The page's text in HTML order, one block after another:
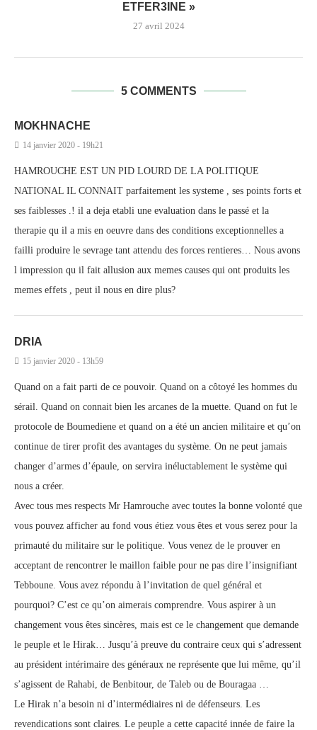
ETFER3INE »
27 avril 2024
5 COMMENTS
MOKHNACHE
14 janvier 2020 - 19h21
HAMROUCHE EST UN PID LOURD DE LA POLITIQUE
NATIONAL IL CONNAIT parfaitement les systeme , ses points forts et
ses faiblesses .! il a deja etabli une evaluation dans le passé et la
therapie qu il a mis en oeuvre dans des conditions exceptionnelles a
failli produire le sevrage tant attendu des forces rentieres… Nous avons
l impression qu il fait allusion aux memes causes qui ont produits les
memes effets , peut il nous en dire plus?
DRIA
15 janvier 2020 - 13h59
Quand on a fait parti de ce pouvoir. Quand on a côtoyé les hommes du
sérail. Quand on connait bien les arcanes de la muette. Quand on fut le
protocole de Boumediene et quand on a été un ancien militaire et qu’on
continue de tirer profit des avantages du système. On ne peut jamais
changer d’armes d’épaule, on servira inéluctablement le système qui
nous a créer.
Avec tous mes respects Mr Hamrouche avec toutes la bonne volonté que
vous pouvez afficher au fond vous étiez vous êtes et vous serez pour la
primauté du militaire sur le politique. Vous venez de le prouver en
acceptant de rencontrer le maillon faible pour ne pas dire l’insignifiant
Tebboune. Vous avez répondu à l’invitation de quel général et
pourquoi? C’est ce qu’on aimerais comprendre. Vous aspirer à un
changement vous êtes sincères, mais est ce le changement que demande
le peuple et le Hirak… Jusqu’à preuve du contraire ceux qui s’adressent
au président intérimaire des généraux ne représente que lui même, qu’il
s’agissent de Rahabi, de Benbitour, de Taleb ou de Bouragaa …
Le Hirak n’a besoin ni d’intermédiaires ni de défenseurs. Les
revendications sont claires. Le peuple a cette capacité innée de faire la